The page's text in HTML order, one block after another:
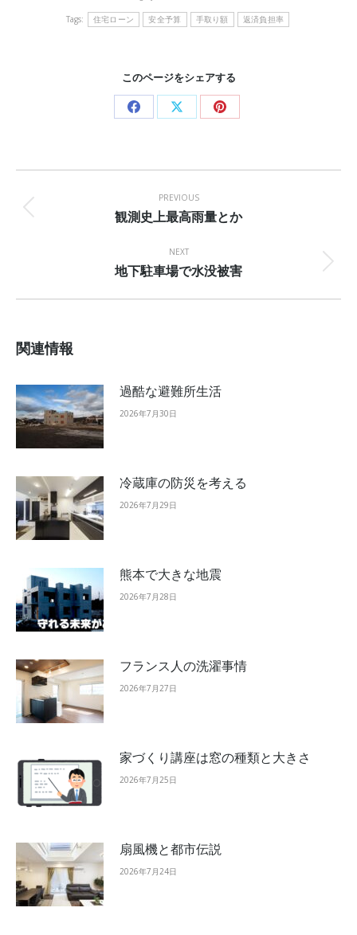
Tags: 住宅ローン 安全予算 手取り額 返済負担率
このページをシェアする
Share Share Share
navigation
PREVIOUS
Previous
観測史上最高雨量とか
NEXT
Next
地下駐車場で水没被害
関連情報
過酷な避難所生活
2026年7月30日
冷蔵庫の防災を考える
2026年7月29日
熊本で大きな地震
2026年7月28日
フランス人の洗濯事情
2026年7月27日
家づくり講座は窓の種類と大きさ
2026年7月25日
扇風機と都市伝説
2026年7月24日